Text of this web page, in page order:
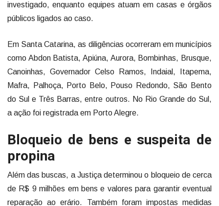
investigado, enquanto equipes atuam em casas e órgãos
públicos ligados ao caso.
Em Santa Catarina, as diligências ocorreram em municípios
como Abdon Batista, Apiúna, Aurora, Bombinhas, Brusque,
Canoinhas, Governador Celso Ramos, Indaial, Itapema,
Mafra, Palhoça, Porto Belo, Pouso Redondo, São Bento
do Sul e Três Barras, entre outros. No Rio Grande do Sul,
a ação foi registrada em Porto Alegre.
Bloqueio de bens e suspeita de
propina
Além das buscas, a Justiça determinou o bloqueio de cerca
de R$ 9 milhões em bens e valores para garantir eventual
reparação ao erário. Também foram impostas medidas